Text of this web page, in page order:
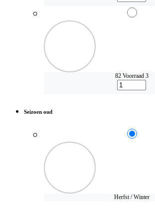
82 Voorraad 3
Seizoen oud
Herfst / Winter